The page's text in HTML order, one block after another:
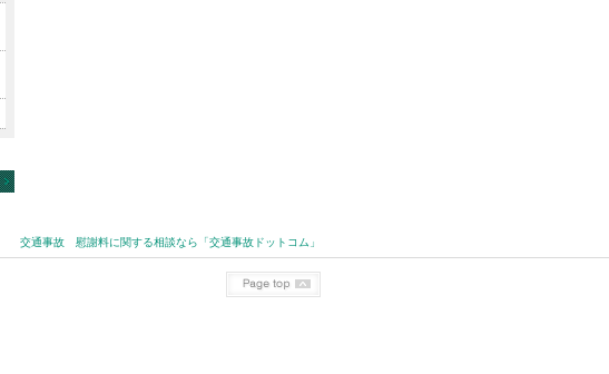
交通事故 慰謝料に関する相談なら「交通事故ドットコム」